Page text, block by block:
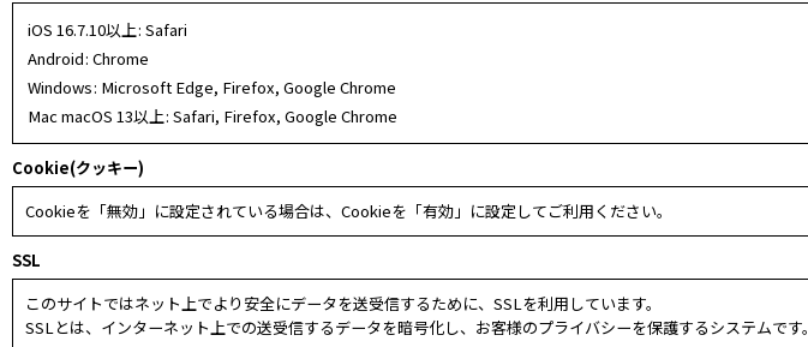
iOS 16.7.10以上: Safari
Android: Chrome
Windows: Microsoft Edge, Firefox, Google Chrome
Mac macOS 13以上: Safari, Firefox, Google Chrome
Cookie(クッキー)
Cookieを「無効」に設定されている場合は、Cookieを「有効」に設定してご利用ください。
SSL
このサイトではネット上でより安全にデータを送受信するために、SSLを利用しています。
SSLとは、インターネット上での送受信するデータを暗号化し、お客様のプライバシーを保護するシステムです。